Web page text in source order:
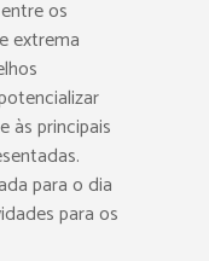
os
extrema
às principais
para o dia
para os